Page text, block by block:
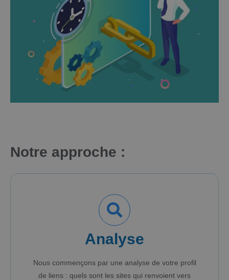
Notre approche :
Analyse
Nous commençons par une analyse de votre profil
de liens : quels sont les sites qui renvoient vers